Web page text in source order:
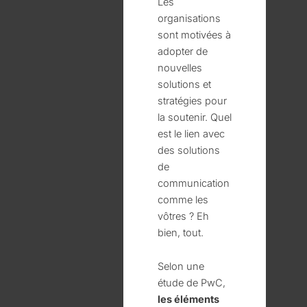
organisations
sont motivées à
adopter de
nouvelles
solutions et
stratégies pour
la soutenir. Quel
est le lien avec
des solutions
de
communication
comme les
vôtres ? Eh
bien, tout.
Selon une
étude de PwC,
les éléments